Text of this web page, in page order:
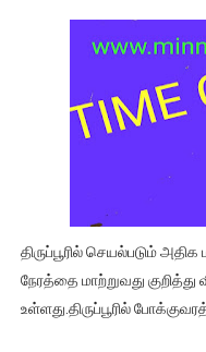
திருப்பூரில் செயல்படும்
நேரத்தை மாற்றுவது குறித்து
உள்ளது.திருப்பூரில்